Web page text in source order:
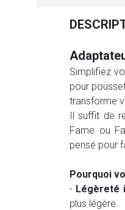
Simplifiez
pour
transforme
Il suffit de
Fame ou
pensé pour
Pourquoi
- Légèreté
plus légère.